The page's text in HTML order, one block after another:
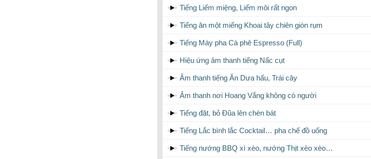
Tiếng Liếm miệng, Liếm môi rất ngon
Tiếng ăn một miếng Khoai tây chiên giòn rụm
Tiếng Máy pha Cà phê Espresso (Full)
Hiệu ứng âm thanh tiếng Nấc cụt
Âm thanh tiếng Ăn Dưa hấu, Trái cây
Âm thanh nơi Hoang Vắng không có người
Tiếng đặt, bỏ Đũa lên chén bát
Tiếng Lắc bình lắc Cocktail… pha chế đồ uống
Tiếng nướng BBQ xì xèo, nướng Thịt xèo xèo…